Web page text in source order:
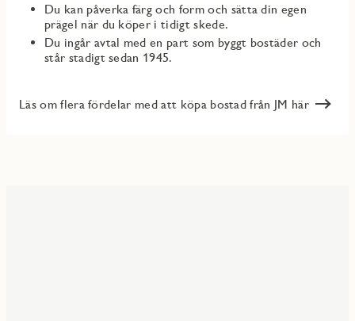
Du kan påverka färg och form och sätta din egen
prägel när du köper i tidigt skede.
Du ingår avtal med en part som byggt bostäder och
står stadigt sedan 1945.
Läs om flera fördelar med att köpa bostad från JM här